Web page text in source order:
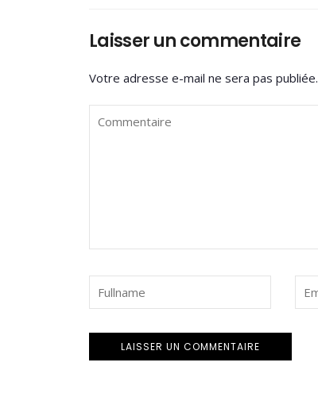
Laisser un commentaire
Votre adresse e-mail ne sera pas publiée.